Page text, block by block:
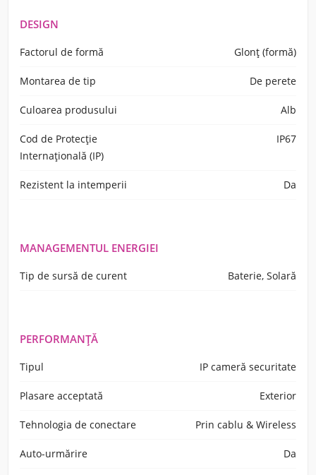
DESIGN
Factorul de formă Glonț (formă)
Montarea de tip De perete
Culoarea produsului Alb
Cod de Protecție
Internațională (IP)
IP67
Rezistent la intemperii Da
MANAGEMENTUL ENERGIEI
Tip de sursă de curent Baterie, Solară
PERFORMANȚĂ
Tipul IP cameră securitate
Plasare acceptată Exterior
Tehnologia de conectare Prin cablu & Wireless
Auto-urmărire Da